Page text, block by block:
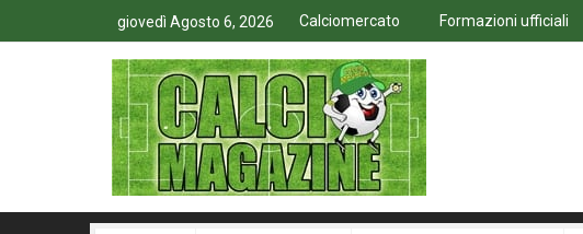
giovedì Agosto 6, 2026 Calciomercato Formazioni ufficiali